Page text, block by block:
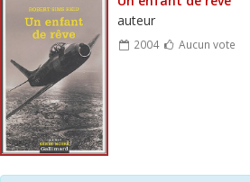
auteur
2004 Aucun vote